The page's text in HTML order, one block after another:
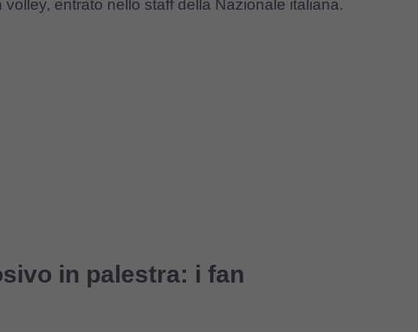
entrato nello staff della Nazionale italiana.
in palestra: i fan